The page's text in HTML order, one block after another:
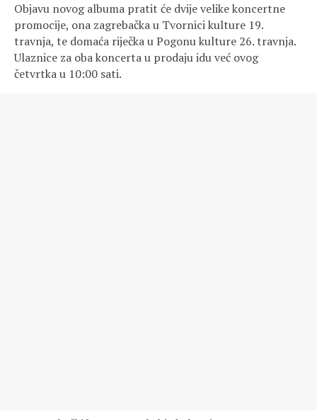
Objavu novog albuma pratit će dvije velike koncertne
promocije, ona zagrebačka u Tvornici kulture 19.
travnja, te domaća riječka u Pogonu kulture 26. travnja.
Ulaznice za oba koncerta u prodaju idu već ovog
četvrtka u 10:00 sati.